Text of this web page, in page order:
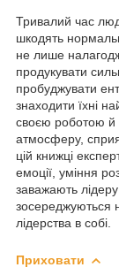
Тривалий час
шкодять
не лише
продукувати
пробуджувати
знаходити їхні
своєю роботою й
атмосферу,
цій книжці
емоції, уміння
заважають
зосереджуються
лідерства в собі.
Приховати